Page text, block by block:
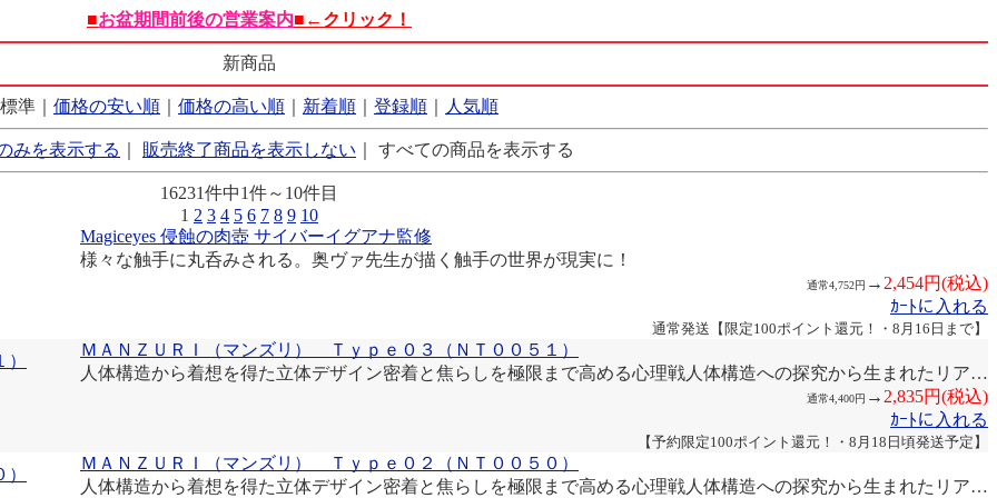
■お盆期間前後の営業案内■←クリック！
新商品
標準｜ 価格の安い順 価格の高い順 新着順 登録順 人気順
みを表示する 販売終了商品を表示しない ｜ すべての商品を表示する
16231件中1件～10件目
1 2 3 4 5 6 7 8 9 10
Magiceyes 侵蝕の肉壺 サイバーイグアナ監修
様々な触手に丸呑みされる。奥ヴァ先生が描く触手の世界が現実に！
通常4,752円 → 2,454円(税込)
ｶｰﾄに入れる
通常発送【限定100ポイント還元！・8月16日まで】
ＭＡＮＺＵＲＩ（マンズリ） Ｔｙｐｅ０３（ＮＴ００５１）
人体構造から着想を得た立体デザイン密着と焦らしを極限まで高める心理戦人体構造への探究から生まれたリア…
通常4,400円 → 2,835円(税込)
ｶｰﾄに入れる
【予約限定100ポイント還元！・8月18日頃発送予定】
ＭＡＮＺＵＲＩ（マンズリ） Ｔｙｐｅ０２（ＮＴ００５０）
人体構造から着想を得た立体デザイン密着と焦らしを極限まで高める心理戦人体構造への探究から生まれたリア…